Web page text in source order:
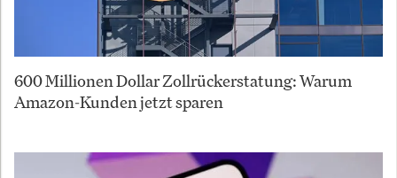
600 Millionen Dollar Zollrückerstatung: Warum
Amazon-Kunden jetzt sparen